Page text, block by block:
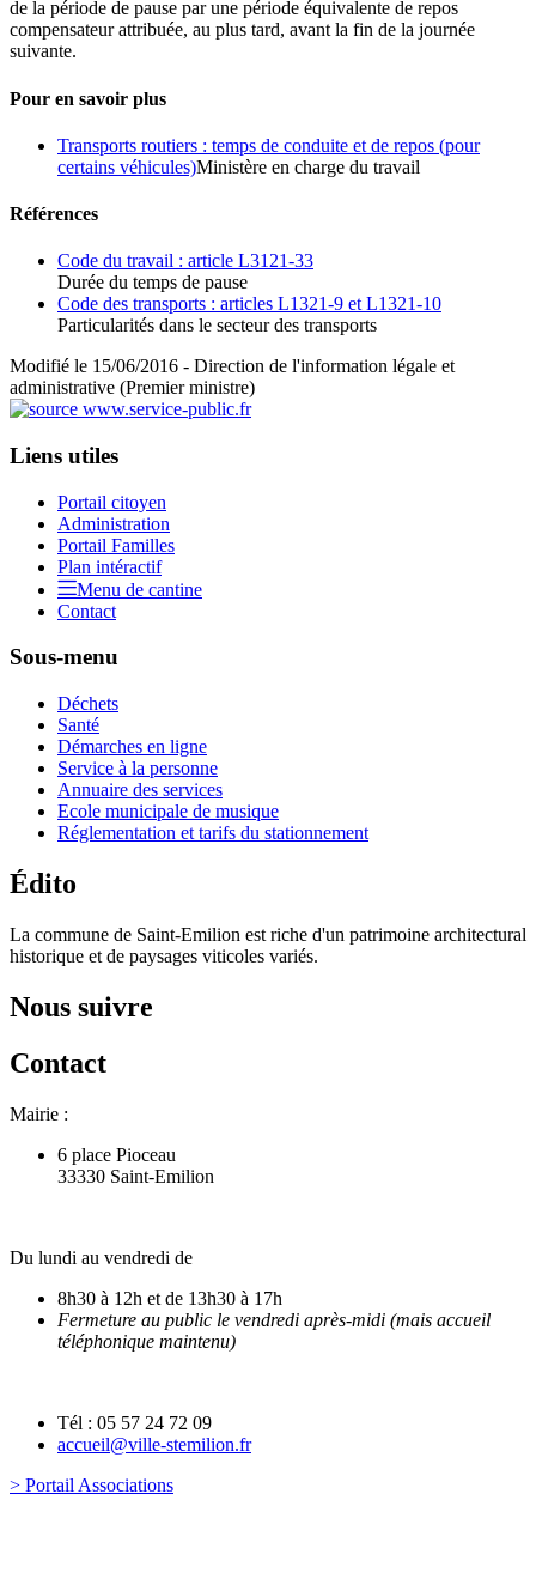
de la période de pause par une période équivalente de repos
compensateur attribuée, au plus tard, avant la fin de la journée
suivante.
Pour en savoir plus
Transports routiers : temps de conduite et de repos (pour
certains véhicules)Ministère en charge du travail
Références
Code du travail : article L3121-33
Durée du temps de pause
Code des transports : articles L1321-9 et L1321-10
Particularités dans le secteur des transports
Modifié le 15/06/2016 - Direction de l'information légale et
administrative (Premier ministre)
Liens utiles
Portail citoyen
Administration
Portail Familles
Plan intéractif
Menu de cantine
Contact
Sous-menu
Déchets
Santé
Démarches en ligne
Service à la personne
Annuaire des services
Ecole municipale de musique
Réglementation et tarifs du stationnement
Édito
La commune de Saint-Emilion est riche d'un patrimoine architectural
historique et de paysages viticoles variés.
Nous suivre
Contact
Mairie :
6 place Pioceau
33330 Saint-Emilion
Du lundi au vendredi de
8h30 à 12h et de 13h30 à 17h
Fermeture au public le vendredi après-midi (mais accueil
téléphonique maintenu)
Tél : 05 57 24 72 09
accueil@ville-stemilion.fr
> Portail Associations